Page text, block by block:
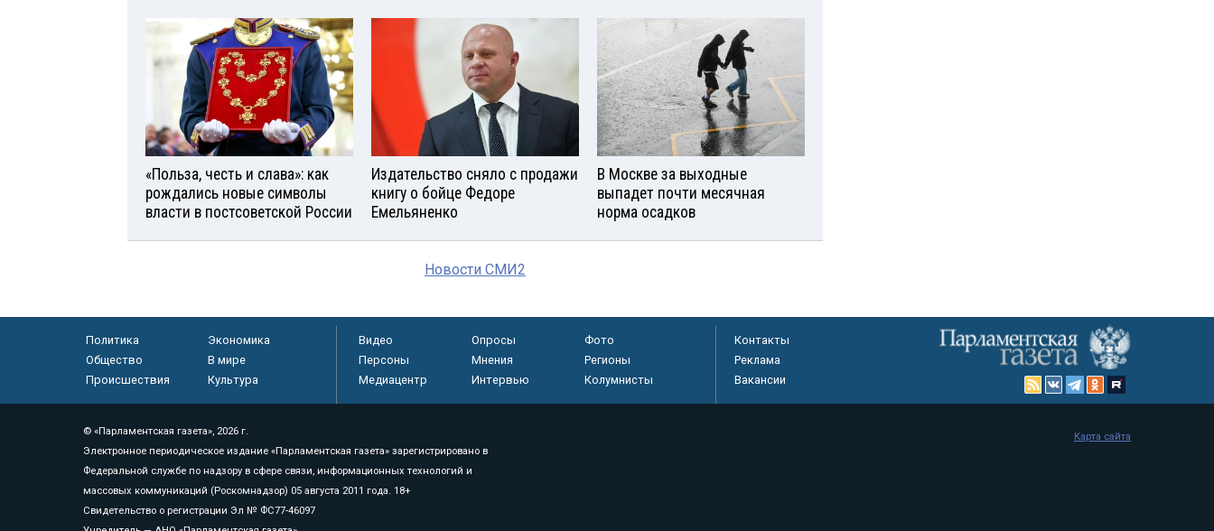
«Польза, честь и слава»: как
рождались новые символы
власти в постсоветской России
Издательство сняло с продажи
книгу о бойце Федоре
Емельяненко
В Москве за выходные
выпадет почти месячная
норма осадков
Новости СМИ2
Политика
Экономика
Общество
В мире
Происшествия
Культура
Видео Опросы
Фото
Персоны
Мнения
Регионы
Медиацентр
Интервью Колумнисты
Контакты
Реклама
Вакансии
© «Парламентская газета», 2026 г.
Электронное периодическое издание «Парламентская газета» зарегистрировано в
Федеральной службе по надзору в сфере связи, информационных технологий и
массовых коммуникаций (Роскомнадзор) 05 августа 2011 года. 18+
Свидетельство о регистрации Эл № ФС77-46097
Карта сайта